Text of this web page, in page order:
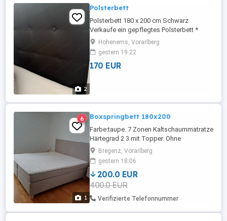
2
Polsterbett
Polsterbett 180 x 200 cm Schwarz
Verkaufe ein gepflegtes Polsterbett *
Liegefläche: 180 x 200 cm * Farbe:
Schwarz * Gepolstertes Kopfteil * Stabiler
Bettrahmen * Aufbauanleitung vorhanden
* Guter gebrauchter Zustand Nur
Hohenems, Vorarlberg
gestern 19:22
170 EUR
1
6 Boxspringbett 180x200
Farbe:taupe. 7 Zonen Kaltschaummatratze
Härtegrad 2 3 mit Topper. Ohne
Stauraum!9 Monat alt, wegen Umzug
abzugeben.Neupreis 1400 euro!!! das bett
könnte man auch als 2 einzelne betten
hinstellen ohne kopfteil
Bregenz, Vorarlberg
gestern 18:06
200.0 EUR
400.0 EUR
Verifizierte Telefonnummer